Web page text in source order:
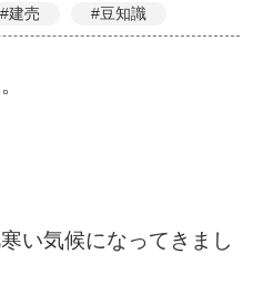
#建売 #豆知識
い気候になってきまし